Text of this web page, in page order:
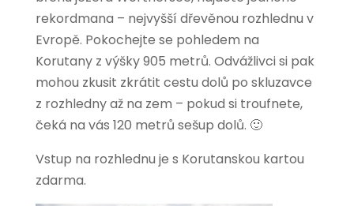
rekordmana – nejvyšší dřevěnou rozhlednu v
Evropě. Pokochejte se pohledem na
Korutany z výšky 905 metrů. Odvážlivci si pak
mohou zkusit zkrátit cestu dolů po skluzavce
z rozhledny až na zem – pokud si troufnete,
čeká na vás 120 metrů sešup dolů. 🙂
Vstup na rozhlednu je s Korutanskou kartou
zdarma.